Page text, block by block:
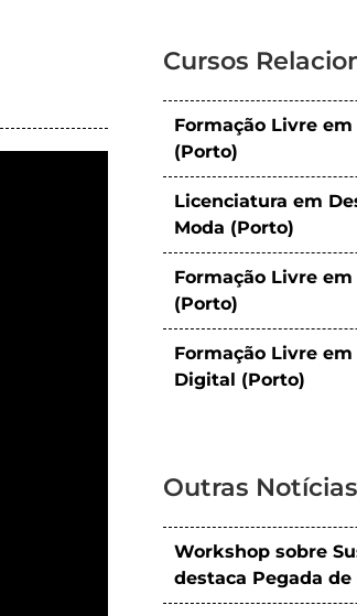
Cursos
Formação Livre
(Porto)
Licenciatura em
Moda (Porto)
Formação Livre
(Porto)
Formação Livre
Digital (Porto)
Outras Notícias
Workshop sobre
destaca Pegada